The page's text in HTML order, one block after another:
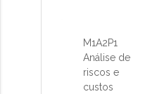
M1A2P1
Análise de
riscos e
custos